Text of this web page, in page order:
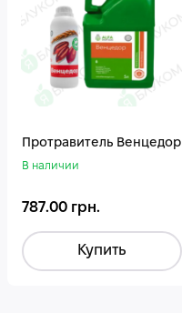
Протравитель Венцедор
В наличии
787.00 грн.
Купить